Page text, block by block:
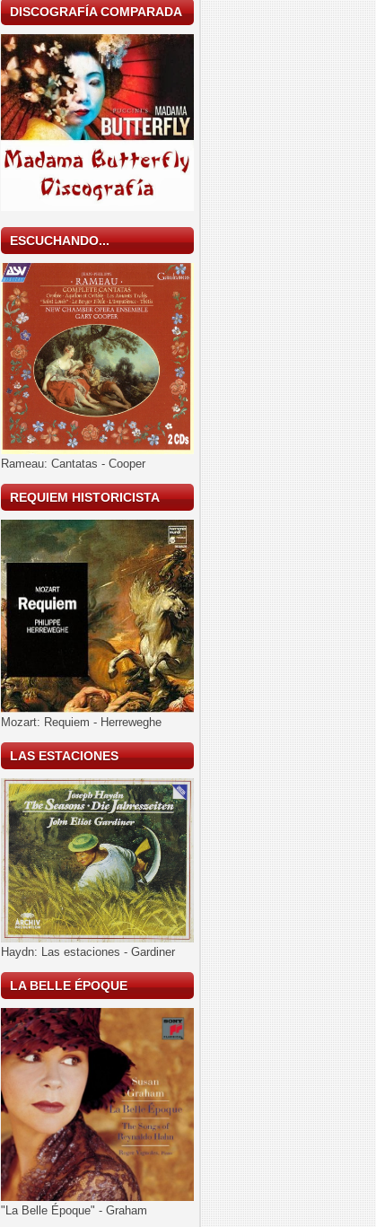
DISCOGRAFÍA COMPARADA
ESCUCHANDO...
Rameau: Cantatas - Cooper
REQUIEM HISTORICISTA
Mozart: Requiem - Herreweghe
LAS ESTACIONES
Haydn: Las estaciones - Gardiner
LA BELLE ÉPOQUE
"La Belle Époque" - Graham